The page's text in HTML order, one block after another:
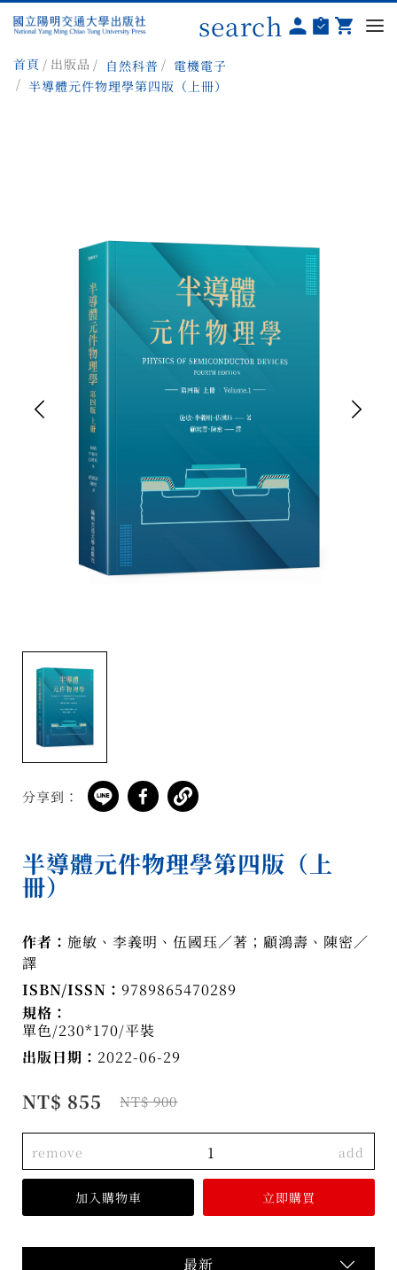
search
首頁 出版品 自然科普
電機電子
半導體元件物理學第四版（上冊）
分享到：
半導體元件物理學第四版（上
冊）
作者：施敏、李義明、伍國珏／著；顧鴻壽、陳密／
譯
ISBN/ISSN：9789865470289
規格：
單色/230*170/平裝
出版日期： 2022-06-29
NT$ 855 NT$ 900
remove add
最新